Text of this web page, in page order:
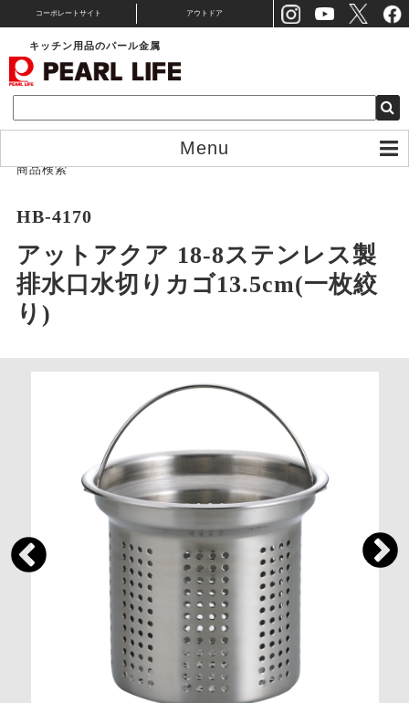
コーポレートサイト アウトドア
キッチン用品のパール金属
Menu
商品検索
HB-4170
アットアクア 18-8ステンレス製
排水口水切りカゴ13.5cm(一枚絞
り)